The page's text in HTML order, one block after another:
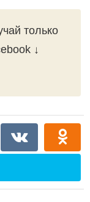
только
↓